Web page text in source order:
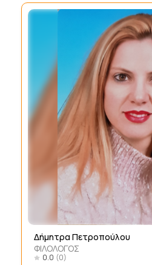
Δήμητρα Πετροπούλου
ΦΙΛΟΛΟΓΟΣ
0.0 (0)